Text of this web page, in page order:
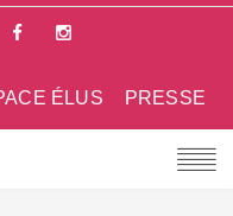
PRESSE
ÉLUS